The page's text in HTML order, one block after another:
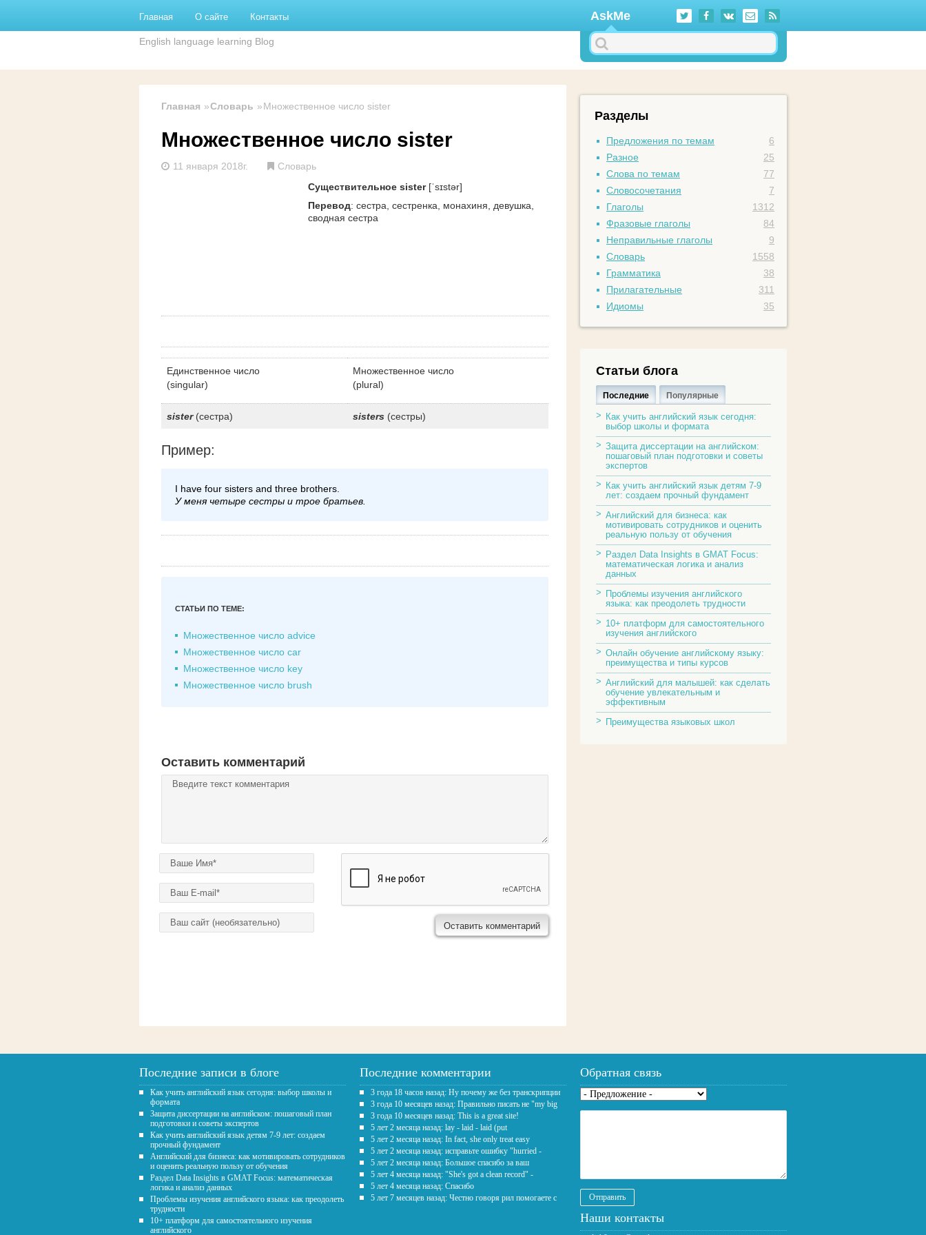
Главная О сайте Контакты AskMe
English language learning Blog
Главная Словарь Множественное число sister
Множественное число sister
11 января 2018г.
Словарь
Существительное sister[ˈsɪstər]
Перевод: сестра, сестренка, монахиня, девушка,
сводная сестра
Единственное число
(singular)
Множественное число
(plural)
sister(сестра) sisters (сестры)
Пример:
I have four sisters and three brothers.
У меня четыре сестры и трое братьев.
СТАТЬИ ПО ТЕМЕ:
Множественное число advice
Множественное число car
Множественное число key
Множественное число brush
Оставить комментарий
Комментарий*
Ваше имя*
E-mail *
Домашняя страница
Разделы
Предложения по темам
6
Разное
25
Слова по темам
77
Словосочетания
7
Глаголы
1312
Фразовые глаголы
84
Неправильные глаголы
9
Словарь
1558
Грамматика
38
Прилагательные
311
Идиомы
35
Статьи блога
Последние Популярные
Как учить английский язык сегодня:
выбор школы и формата
Защита диссертации на английском:
пошаговый план подготовки и советы
экспертов
Как учить английский язык детям 7-9
лет: создаем прочный фундамент
Английский для бизнеса: как
мотивировать сотрудников и оценить
реальную пользу от обучения
Раздел Data Insights в GMAT Focus:
математическая логика и анализ
данных
Проблемы изучения английского
языка: как преодолеть трудности
10+ платформ для самостоятельного
изучения английского
Онлайн обучение английскому языку:
преимущества и типы курсов
Английский для малышей: как сделать
обучение увлекательным и
эффективным
Преимущества языковых школ
Последние записи в блоге
Как учить английский язык сегодня: выбор школы и
формата
Защита диссертации на английском: пошаговый план
подготовки и советы экспертов
Как учить английский язык детям 7-9 лет: создаем
прочный фундамент
Английский для бизнеса: как мотивировать сотрудников
и оценить реальную пользу от обучения
Раздел Data Insights в GMAT Focus: математическая
логика и анализ данных
Проблемы изучения английского языка: как преодолеть
трудности
10+ платформ для самостоятельного изучения
английского
Последние комментарии
3 года 18 часов назад: Ну почему же без транскрипции
3 года 10 месяцев назад: Правильно писать не "my big
3 года 10 месяцев назад: This is a great site!
5 лет 2 месяца назад: lay - laid - laid (put
5 лет 2 месяца назад: In fact, she only treat easy
5 лет 2 месяца назад: исправьте ошибку "hurried -
5 лет 2 месяца назад: Большое спасибо за ваш
5 лет 4 месяца назад: "She's got a clean record" -
5 лет 4 месяца назад: Спасибо
5 лет 7 месяцев назад: Честно говоря рил помогаете с
Обратная связь
Предложение*
Наши контакты